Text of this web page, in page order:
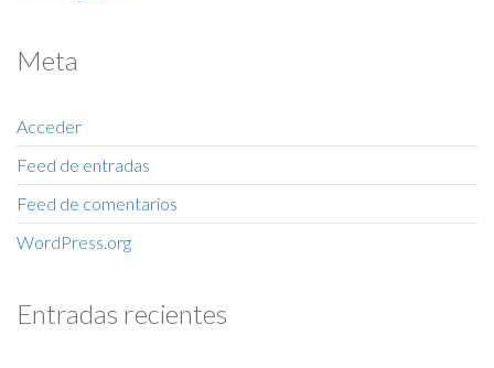
Meta
Acceder
Feed de entradas
Feed de comentarios
WordPress.org
Entradas recientes